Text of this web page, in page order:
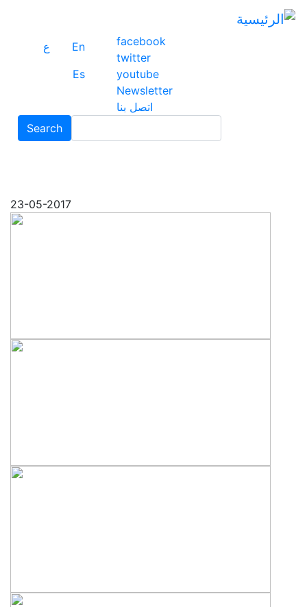
facebook
twitter
youtube
Newsletter
اتصل بنا
En
ع
Es
Search
Search
23-05-2017